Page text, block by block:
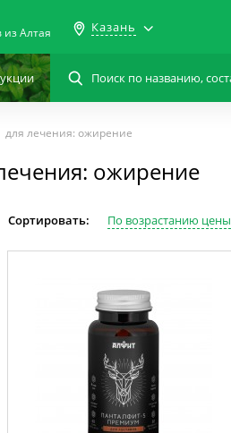
из Алтая
Казань
для лечения: ожирение
ожирение
Сортировать: По возрастанию цены